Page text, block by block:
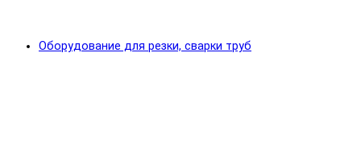
Оборудование для резки, сварки труб